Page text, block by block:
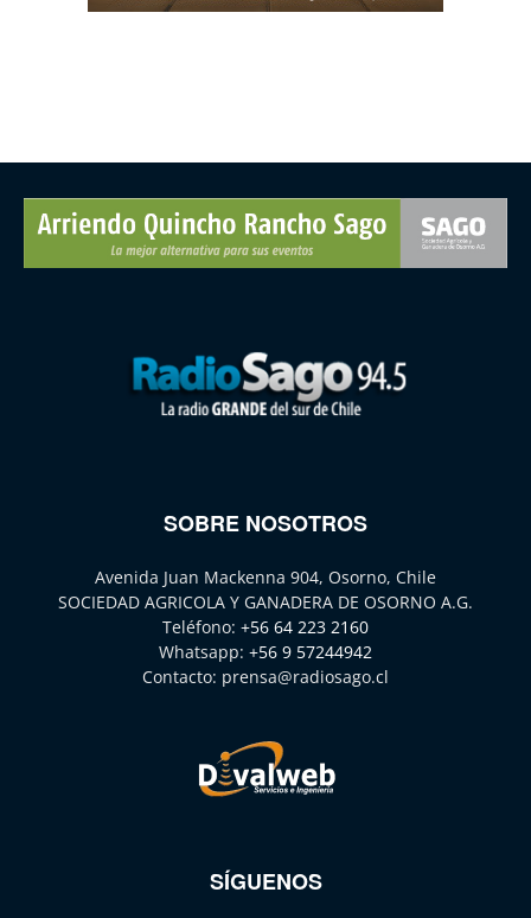
SOBRE NOSOTROS
Avenida Juan Mackenna 904, Osorno, Chile
SOCIEDAD AGRICOLA Y GANADERA DE OSORNO A.G.
Teléfono: +56 64 223 2160
Whatsapp: +56 9 57244942
Contacto: prensa@radiosago.cl
SÍGUENOS